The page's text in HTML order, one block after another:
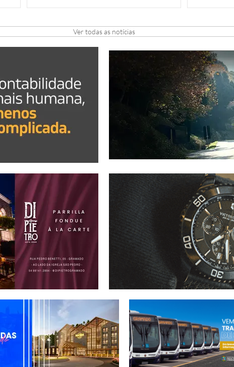
Ver todas as notícias